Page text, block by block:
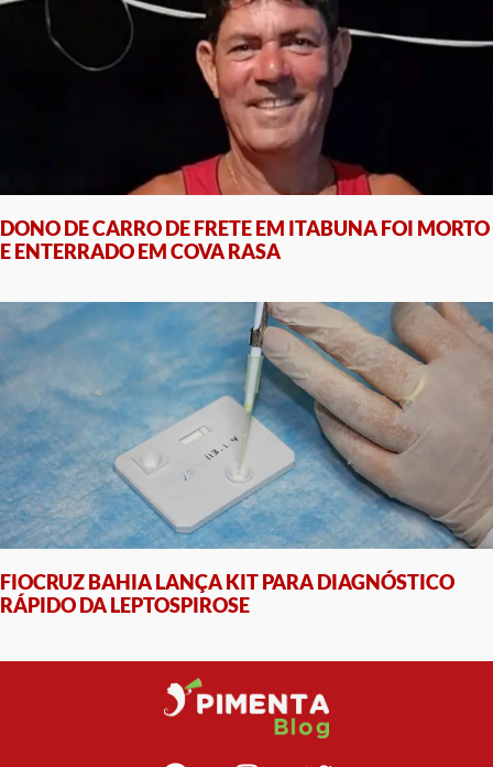
DONO DE CARRO DE FRETE EM ITABUNA FOI MORTO
E ENTERRADO EM COVA RASA
FIOCRUZ BAHIA LANÇA KIT PARA DIAGNÓSTICO
RÁPIDO DA LEPTOSPIROSE